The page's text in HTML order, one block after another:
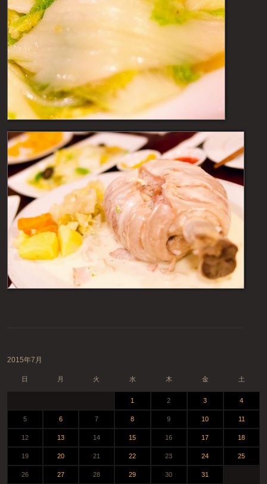
2015年7月
日 月 火 水 木 金 土
1 2 3 4
5 6 7 8 9 10 11
12 13 14 15 16 17 18
19 20 21 22 23 24 25
26 27 28 29 30 31